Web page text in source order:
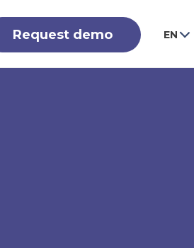
Request demo EN